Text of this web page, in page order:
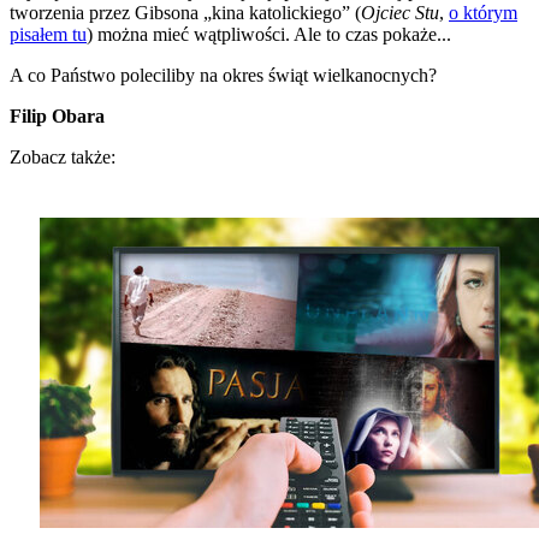
tworzenia przez Gibsona „kina katolickiego” (Ojciec Stu, o którym
pisałem tu) można mieć wątpliwości. Ale to czas pokaże...
A co Państwo poleciliby na okres świąt wielkanocnych?
Filip Obara
Zobacz także: